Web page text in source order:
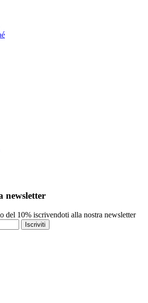
newsletter
del 10% iscrivendoti alla nostra newsletter
Iscriviti